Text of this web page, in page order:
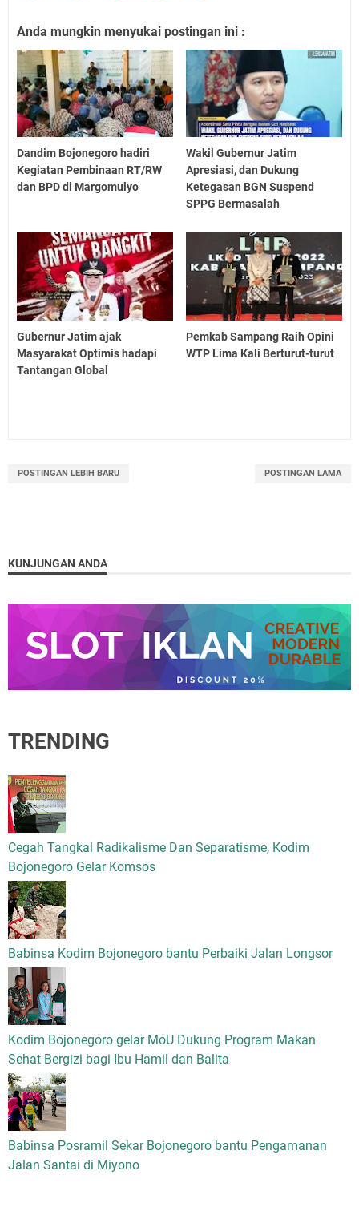
Anda mungkin menyukai postingan ini :
Dandim Bojonegoro hadiri
Kegiatan Pembinaan RT/RW
dan BPD di Margomulyo
Wakil Gubernur Jatim
Apresiasi, dan Dukung
Ketegasan BGN Suspend
SPPG Bermasalah
Gubernur Jatim ajak
Masyarakat Optimis hadapi
Tantangan Global
Pemkab Sampang Raih Opini
WTP Lima Kali Berturut-turut
POSTINGAN LEBIH BARU POSTINGAN LAMA
KUNJUNGAN ANDA
TRENDING
Cegah Tangkal Radikalisme Dan Separatisme, Kodim
Bojonegoro Gelar Komsos
Babinsa Kodim Bojonegoro bantu Perbaiki Jalan Longsor
Kodim Bojonegoro gelar MoU Dukung Program Makan
Sehat Bergizi bagi Ibu Hamil dan Balita
Babinsa Posramil Sekar Bojonegoro bantu Pengamanan
Jalan Santai di Miyono